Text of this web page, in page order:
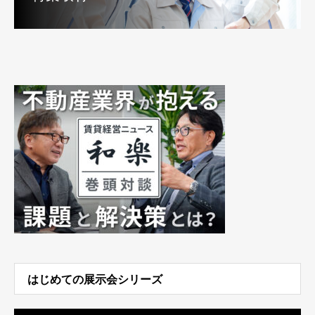
はじめての展示会シリーズ